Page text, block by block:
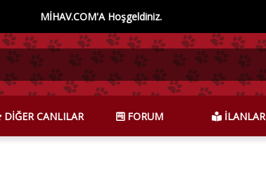
MİHAV.COM'A Hoşgeldiniz.
DİĞER CANLILAR FORUM İLANLAR